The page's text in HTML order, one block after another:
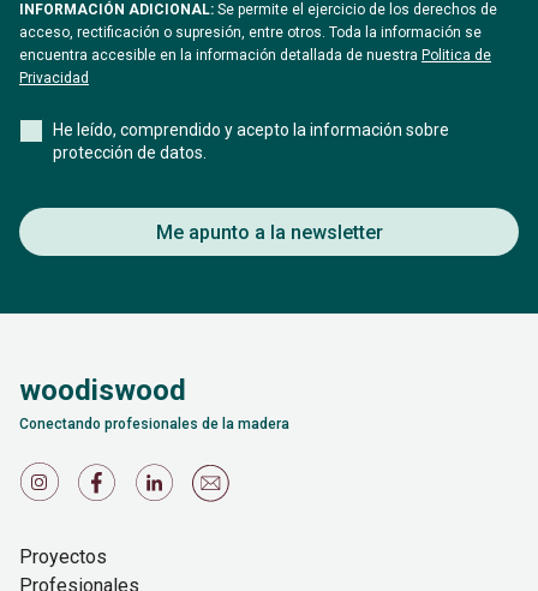
INFORMACIÓN ADICIONAL: Se permite el ejercicio de los derechos de
acceso, rectificación o supresión, entre otros. Toda la información se
encuentra accesible en la información detallada de nuestra Politica de
Privacidad
He leído, comprendido y acepto la información sobre
protección de datos.
Me apunto a la newsletter
woodiswood
Conectando profesionales de la madera
Proyectos
Profesionales